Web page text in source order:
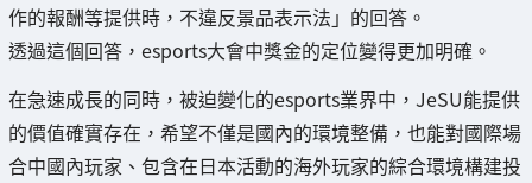
作的報酬等提供時，不違反景品表示法」的回答。
透過這個回答，esports大會中獎金的定位變得更加明確。
在急速成長的同時，被迫變化的esports業界中，JeSU能提供
的價值確實存在，希望不僅是國內的環境整備，也能對國際場
合中國內玩家、包含在日本活動的海外玩家的綜合環境構建投